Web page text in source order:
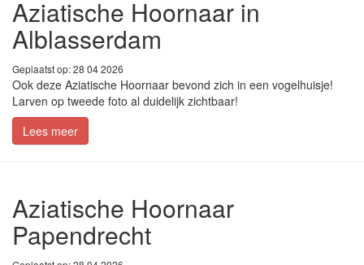
Aziatische Hoornaar in
Alblasserdam
Geplaatst op: 28 04 2026
Ook deze Aziatische Hoornaar bevond zich in een vogelhuisje!
Larven op tweede foto al duidelijk zichtbaar!
Lees meer
Aziatische Hoornaar
Papendrecht